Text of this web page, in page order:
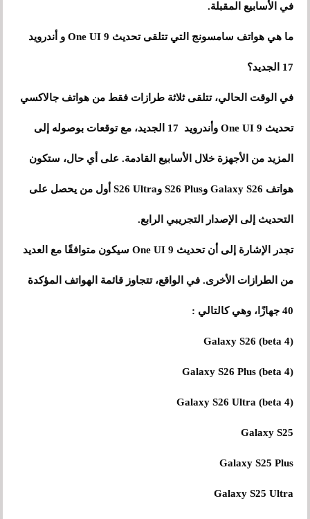
في الأسابيع المقبلة.
ما هي هواتف سامسونج التي تتلقى تحديث One UI 9 و أندرويد
17 الجديد؟
في الوقت الحالي، تتلقى ثلاثة طرازات فقط من هواتف جالاكسي
تحديث One UI 9 وأندرويد 17 الجديد، مع توقعات بوصوله إلى
المزيد من الأجهزة خلال الأسابيع القادمة. على أي حال، ستكون
هواتف Galaxy S26 وS26 Plus وS26 Ultra أول من يحصل على
التحديث إلى الإصدار التجريبي الرابع.
تجدر الإشارة إلى أن تحديث One UI 9 سيكون متوافقًا مع العديد
من الطرازات الأخرى. في الواقع، تتجاوز قائمة الهواتف المؤكدة
40 جهازًا، وهي كالتالي :
Galaxy S26 (beta 4)
Galaxy S26 Plus (beta 4)
Galaxy S26 Ultra (beta 4)
Galaxy S25
Galaxy S25 Plus
Galaxy S25 Ultra